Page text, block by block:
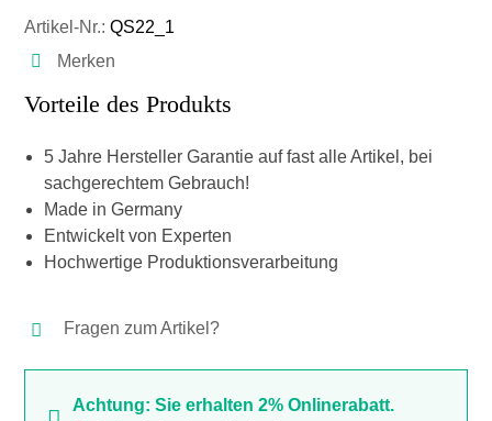
Artikel-Nr.: QS22_1
Merken
Vorteile des Produkts
5 Jahre Hersteller Garantie auf fast alle Artikel, bei
sachgerechtem Gebrauch!
Made in Germany
Entwickelt von Experten
Hochwertige Produktionsverarbeitung
Fragen zum Artikel?
Achtung: Sie erhalten 2% Onlinerabatt.